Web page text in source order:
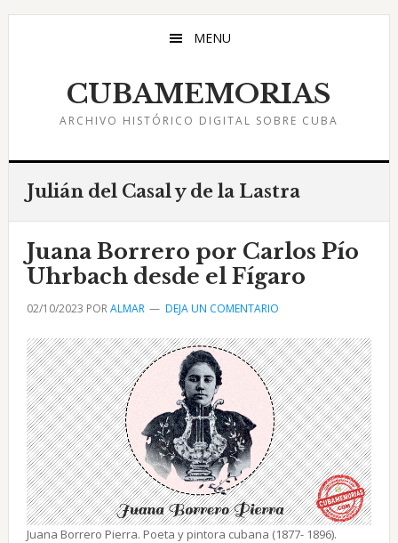
Saltar
Saltar
Saltar
MENU
CUBAMEMORIAS
ARCHIVO HISTÓRICO DIGITAL SOBRE CUBA
Julián del Casal y de la Lastra
Juana Borrero por Carlos Pío
Uhrbach desde el Fígaro
02/10/2023 PORALMAR DEJA UN COMENTARIO
Juana Borrero Pierra. Poeta y pintora cubana (1877- 1896).